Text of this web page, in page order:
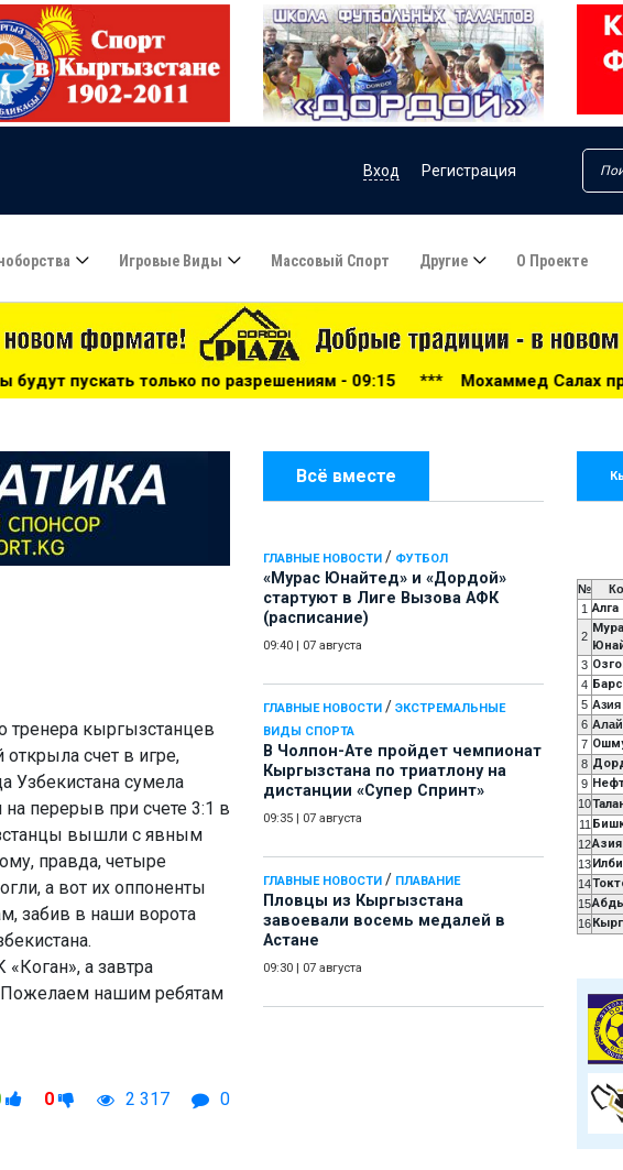
Вход Регистрация
Игровые Виды Массовый Спорт Другие О Проекте
по разрешениям - 09:15 ***Мохаммед Салах продолжит карьеру в
Всё вместе
ГЛАВНЫЕ НОВОСТИ / ФУТБОЛ
«Мурас Юнайтед» и «Дордой»
стартуют в Лиге Вызова АФК
(расписание)
09:40 07 августа
ГЛАВНЫЕ НОВОСТИ / ЭКСТРЕМАЛЬНЫЕ
ВИДЫ СПОРТА
В Чолпон-Ате пройдет чемпионат
Кыргызстана по триатлону на
дистанции «Супер Спринт»
09:35 07 августа
ГЛАВНЫЕ НОВОСТИ / ПЛАВАНИЕ
Пловцы из Кыргызстана
завоевали восемь медалей в
Астане
09:30 07 августа
тренера кыргызстанцев
счет в игре,
Узбекистана сумела
перерыв при счете 3:1 в
вышли с явным
правда, четыре
а вот их оппоненты
забив в наши ворота
а завтра
Пожелаем нашим ребятам
0 2 317 0
№
1 Алга
2
3
4 Барс
5 Азия
6 Алай
7
8
9
10
11
12
13
14
15
16